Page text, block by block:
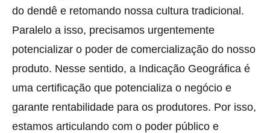
do dendê e retomando nossa cultura tradicional.
Paralelo a isso, precisamos urgentemente
potencializar o poder de comercialização do nosso
produto. Nesse sentido, a Indicação Geográfica é
uma certificação que potencializa o negócio e
garante rentabilidade para os produtores. Por isso,
estamos articulando com o poder público e